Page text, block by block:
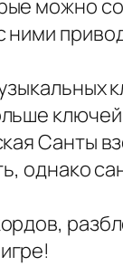
можно
Санты
однако